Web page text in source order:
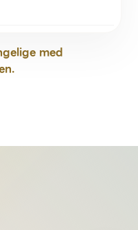
med